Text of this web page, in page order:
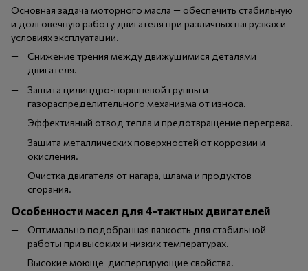
Основная задача моторного масла — обеспечить стабильную
и долговечную работу двигателя при различных нагрузках и
условиях эксплуатации.
Снижение трения между движущимися деталями
двигателя.
Защита цилиндро-поршневой группы и
газораспределительного механизма от износа.
Эффективный отвод тепла и предотвращение перегрева.
Защита металлических поверхностей от коррозии и
окисления.
Очистка двигателя от нагара, шлама и продуктов
сгорания.
Особенности масел для 4-тактных двигателей
Оптимально подобранная вязкость для стабильной
работы при высоких и низких температурах.
Высокие моюще-диспергирующие свойства.